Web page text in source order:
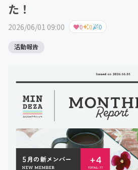
た！
2026/06/01 09:00 0 0 0
活動報告